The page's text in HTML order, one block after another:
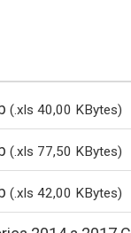
(.xls 40,00 KBytes)
(.xls 77,50 KBytes)
(.xls 42,00 KBytes)